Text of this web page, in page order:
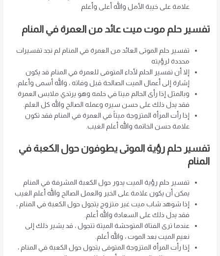
علامة على خيبة الأمل والله أعلى وأعلم
تفسير حلم موت ميت عائد من العمرة في المنام
تفسير حلم الموتى العائد من العمرة في المنام لم نجد تفسيرات
محددة لرؤيته
إلا أن تفسير الحلم لأداء المتوفى للعمرة في المنام قد يكون
إشارة إلى أعمال الميت الصالحة قبل وفاته ، والله أسمى وأعلم.
وبالمثل إذا رأى الحالم ميتا في حلمه وهو يرتدي ملابس العمرة
فقد يدل ذلك على حسن سيره وعمله الصالح والله كل العلم.
إذا رأت المرأة المتزوجة ميتاً في العمرة في المنام فقد تكون
علامة حسن الخاتمة والله أعلم الغيب.
تفسير حلم رؤية الموتى يطوفون حول الكعبة في
المنام
تفسير حلم رؤية الميت يدور حول الكعبة المشرفة في المنام
يمكن أن يكون علامة على الخير والعمل الصالح والله أعلم الغيب
إذا شوهد شاب ميت غير متزوج يتجول حول الكعبة في المنام ،
فقد يدل ذلك على السعادة والله أعلم.
عندما ترى الفتاة المتوحشة الميتة تتجول ، قد يشير ذلك إلى
نعيم الميت بعد الموت ، والله أعلم.
إذا رأت المرأة المتزوجة المتوفى يتجول حول الكعبة في المنام ،